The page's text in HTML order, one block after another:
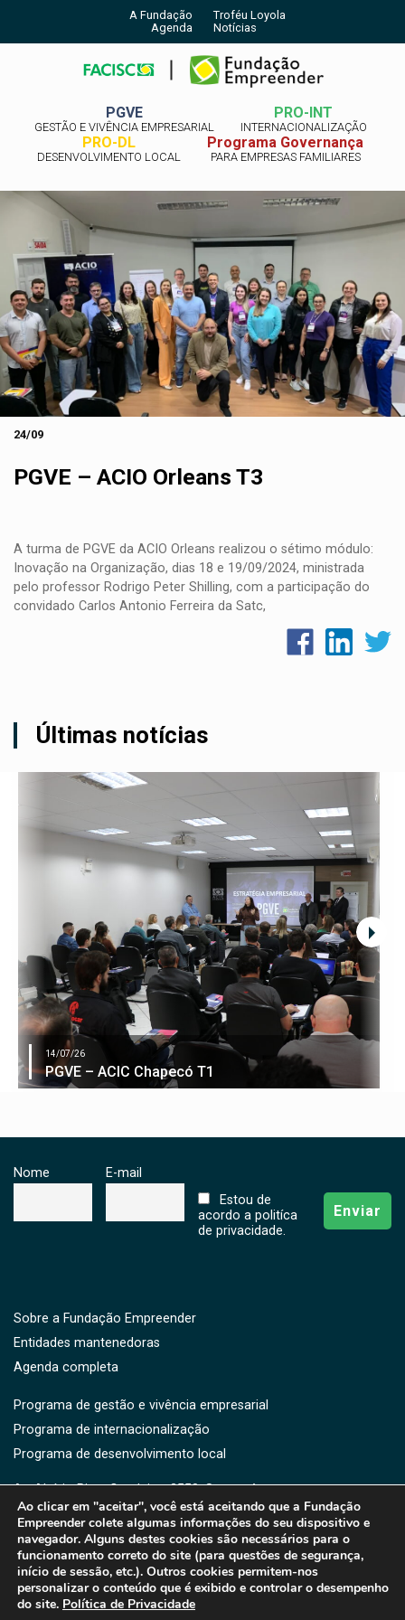
A Fundação
Troféu Loyola
Agenda
Notícias
PGVE
GESTÃO E VIVÊNCIA EMPRESARIAL
PRO-INT
INTERNACIONALIZAÇÃO
PRO-DL
DESENVOLVIMENTO LOCAL
Programa Governança
PARA EMPRESAS FAMILIARES
24/09
PGVE – ACIO Orleans T3
A turma de PGVE da ACIO Orleans realizou o sétimo módulo:
Inovação na Organização, dias 18 e 19/09/2024, ministrada
pelo professor Rodrigo Peter Shilling, com a participação do
convidado Carlos Antonio Ferreira da Satc,
Últimas notícias
14/07/26
PGVE – ACIC Chapecó T1
Nome
E-mail
Estou de
acordo a politíca
de privacidade.
Sobre a Fundação Empreender
Entidades mantenedoras
Agenda completa
Programa de gestão e vivência empresarial
Programa de internacionalização
Programa de desenvolvimento local
Av. Aluísio Pires Condeixa, 2550, Saguaçú,
CEP: 89221-750 -Joinville, SC
(47) 3461-3364 | 3461-3373 | (47) 9176-5919
fe@fe.org.br
Ao clicar em "aceitar", você está aceitando que a Fundação
Empreender colete algumas informações do seu dispositivo e
navegador. Alguns destes cookies são necessários para o
funcionamento correto do site (para questões de segurança,
início de sessão, etc.). Outros cookies permitem-nos
personalizar o conteúdo que é exibido e controlar o desempenho
do site. Política de Privacidade